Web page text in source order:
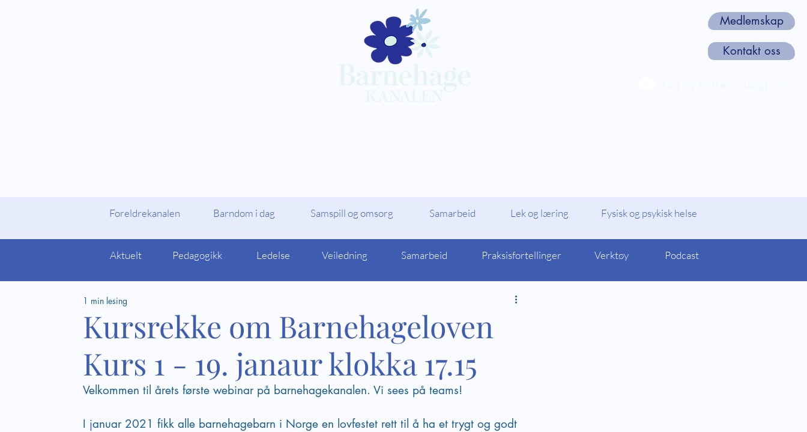
Kontakt oss
Medlemskap
Foreldrekanalen Barndom i dag Samspill og omsorg Samarbeid Lek og læring Fysisk og psykisk helse
Aktuelt Pedagogikk Ledelse Veiledning Samarbeid Praksisfortellinger Verktøy Podcast
Kursrekke om Barnehageloven
Kurs 1 - 19. janaur klokka 17.15
1 min lesing
Velkommen til årets første webinar på barnehagekanalen. Vi sees på teams!
I januar 2021 fikk alle barnehagebarn i Norge en lovfestet rett til å ha et trygt og godt